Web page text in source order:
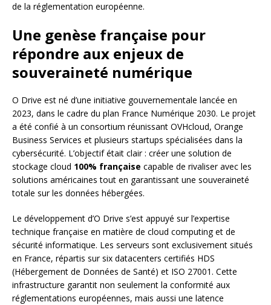
de la réglementation européenne.
Une genèse française pour
répondre aux enjeux de
souveraineté numérique
O Drive est né d’une initiative gouvernementale lancée en
2023, dans le cadre du plan France Numérique 2030. Le projet
a été confié à un consortium réunissant OVHcloud, Orange
Business Services et plusieurs startups spécialisées dans la
cybersécurité. L’objectif était clair : créer une solution de
stockage cloud 100% française capable de rivaliser avec les
solutions américaines tout en garantissant une souveraineté
totale sur les données hébergées.
Le développement d’O Drive s’est appuyé sur l’expertise
technique française en matière de cloud computing et de
sécurité informatique. Les serveurs sont exclusivement situés
en France, répartis sur six datacenters certifiés HDS
(Hébergement de Données de Santé) et ISO 27001. Cette
infrastructure garantit non seulement la conformité aux
réglementations européennes, mais aussi une latence